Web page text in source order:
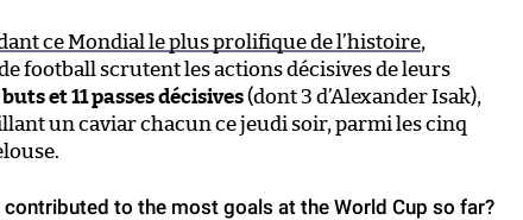
ce Mondial le plus prolifique de l’histoire,
football scrutent les actions décisives de leurs
buts et 11 passes décisives(dont 3 d’Alexander Isak),
un caviar chacun ce jeudi soir, parmi les cinq
contributed to the most goals at the World Cup so far?